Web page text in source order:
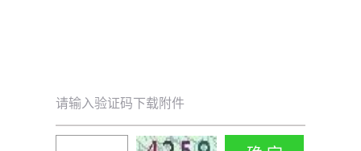
请输入验证码下载附件